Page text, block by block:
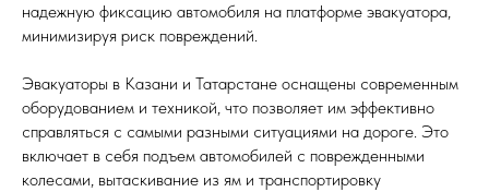
надежную фиксацию автомобиля на платформе эвакуатора,
минимизируя риск повреждений.
Эвакуаторы в Казани и Татарстане оснащены современным
оборудованием и техникой, что позволяет им эффективно
справляться с самыми разными ситуациями на дороге. Это
включает в себя подъем автомобилей с поврежденными
колесами, вытаскивание из ям и транспортировку